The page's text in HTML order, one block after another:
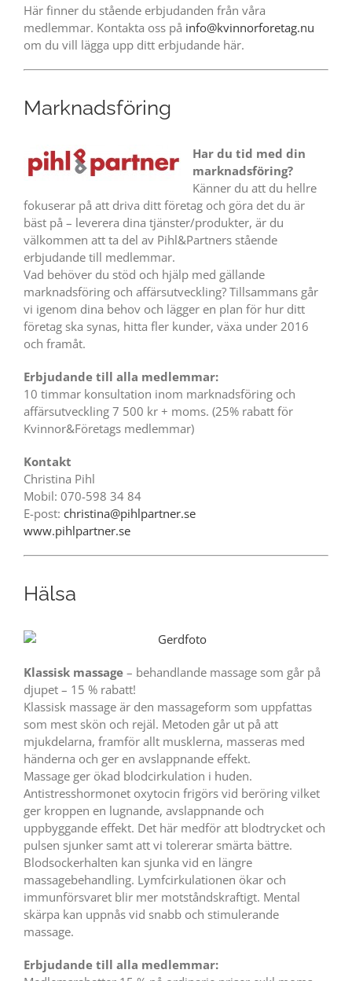
Här finner du stående erbjudanden från våra
medlemmar. Kontakta oss på info@kvinnorforetag.nu
om du vill lägga upp ditt erbjudande här.
Marknadsföring
Har du tid med din
marknadsföring?
Känner du att du hellre
fokuserar på att driva ditt företag och göra det du är
bäst på – leverera dina tjänster/produkter, är du
välkommen att ta del av Pihl&Partners stående
erbjudande till medlemmar.
Vad behöver du stöd och hjälp med gällande
marknadsföring och affärsutveckling? Tillsammans går
vi igenom dina behov och lägger en plan för hur ditt
företag ska synas, hitta fler kunder, växa under 2016
och framåt.
Erbjudande till alla medlemmar:
10 timmar konsultation inom marknadsföring och
affärsutveckling 7 500 kr + moms. (25% rabatt för
Kvinnor&Företags medlemmar)
Kontakt
Christina Pihl
Mobil: 070-598 34 84
E-post: christina@pihlpartner.se
www.pihlpartner.se
Hälsa
Klassisk massage – behandlande massage som går på
djupet – 15 % rabatt!
Klassisk massage är den massageform som uppfattas
som mest skön och rejäl. Metoden går ut på att
mjukdelarna, framför allt musklerna, masseras med
händerna och ger en avslappnande effekt.
Massage ger ökad blodcirkulation i huden.
Antistresshormonet oxytocin frigörs vid beröring vilket
ger kroppen en lugnande, avslappnande och
uppbyggande effekt. Det här medför att blodtrycket och
pulsen sjunker samt att vi tolererar smärta bättre.
Blodsockerhalten kan sjunka vid en längre
massagebehandling. Lymfcirkulationen ökar och
immunförsvaret blir mer motståndskraftigt. Mental
skärpa kan uppnås vid snabb och stimulerande
massage.
Erbjudande till alla medlemmar: